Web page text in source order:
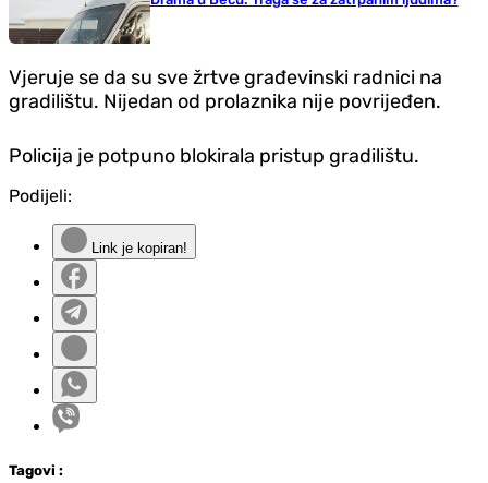
Vjeruje se da su sve žrtve građevinski radnici na
gradilištu. Nijedan od prolaznika nije povrijeđen.
Policija je potpuno blokirala pristup gradilištu.
Podijeli:
Link je kopiran!
Tagovi :